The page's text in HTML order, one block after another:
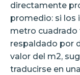
directamente
promedio: si los
metro cuadrado
respaldado por
valor del m2,
traducirse en